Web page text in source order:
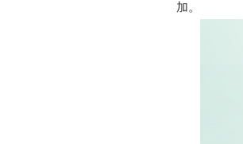
加。